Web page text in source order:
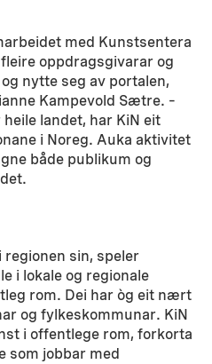
med Kunstsentera
oppdragsgivarar og
nytte seg av portalen,
Kampevold Sætre. –
landet, har KiN eit
i Noreg. Auka aktivitet
både publikum og
regionen sin, speler
i lokale og regionale
rom. Dei har òg eit nært
og fylkeskommunar. KiN
i offentlege rom, forkorta
som jobbar med